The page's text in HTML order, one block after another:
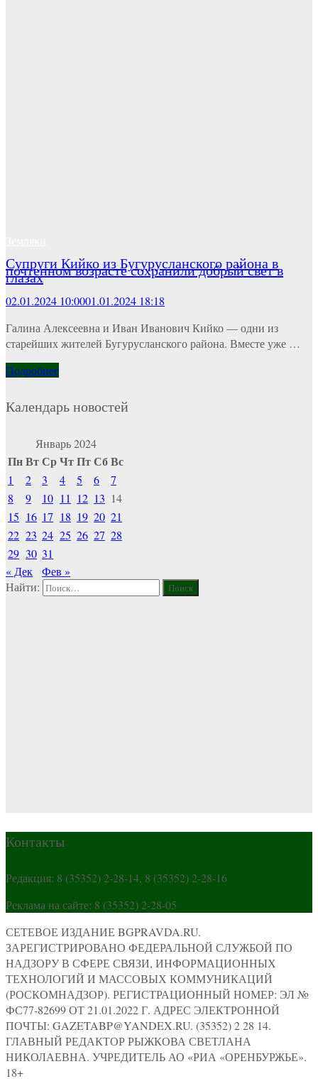
Супруги Кийко из Бугурусланского района в
почтенном возрасте сохранили добрый свет в
глазах
02.01.2024 10:0001.01.2024 18:18
Галина Алексеевна и Иван Иванович Кийко — одни из
старейших жителей Бугурусланского района. Вместе уже …
Подробнее
Календарь новостей
Январь 2024
ПнВтСрЧтПтСбВс
1 2 3 4 5 6
7
8
9 10 11 12 13 14
15 16 17 18 19 20 21
22 23 24 25 26 27 28
29 30 31
« Дек
Фев »
Найти:
Контакты
Редакция: 8 (35352) 2-28-14, 8 (35352) 2-28-16
Реклама на сайте: 8 (35352) 2-28-05
СЕТЕВОЕ ИЗДАНИЕ BGPRAVDA.RU.
ЗАРЕГИСТРИРОВАНО ФЕДЕРАЛЬНОЙ СЛУЖБОЙ ПО
НАДЗОРУ В СФЕРЕ СВЯЗИ, ИНФОРМАЦИОННЫХ
ТЕХНОЛОГИЙ И МАССОВЫХ КОММУНИКАЦИЙ
(РОСКОМНАДЗОР). РЕГИСТРАЦИОННЫЙ НОМЕР: ЭЛ №
ФС77-82699 ОТ 21.01.2022 Г. АДРЕС ЭЛЕКТРОННОЙ
ПОЧТЫ: GAZETABP@YANDEX.RU. (35352) 2 28 14.
ГЛАВНЫЙ РЕДАКТОР РЫЖКОВА СВЕТЛАНА
НИКОЛАЕВНА. УЧРЕДИТЕЛЬ АО «РИА «ОРЕНБУРЖЬЕ».
18+